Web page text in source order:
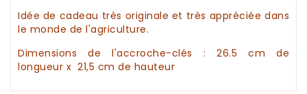
Idée de cadeau très originale et très appréciée dans
le monde de l'agriculture.
Dimensions de l'accroche-clés : 26.5 cm de
longueur x 21,5 cm de hauteur